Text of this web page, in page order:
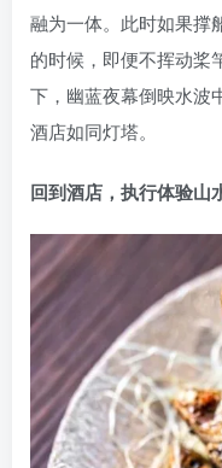
融为一体。此时如果撑
的时候，即便不挥动桨
下，幽蓝夜幕倒映水波
酒店如同灯塔。
回到酒店， 执行体验山